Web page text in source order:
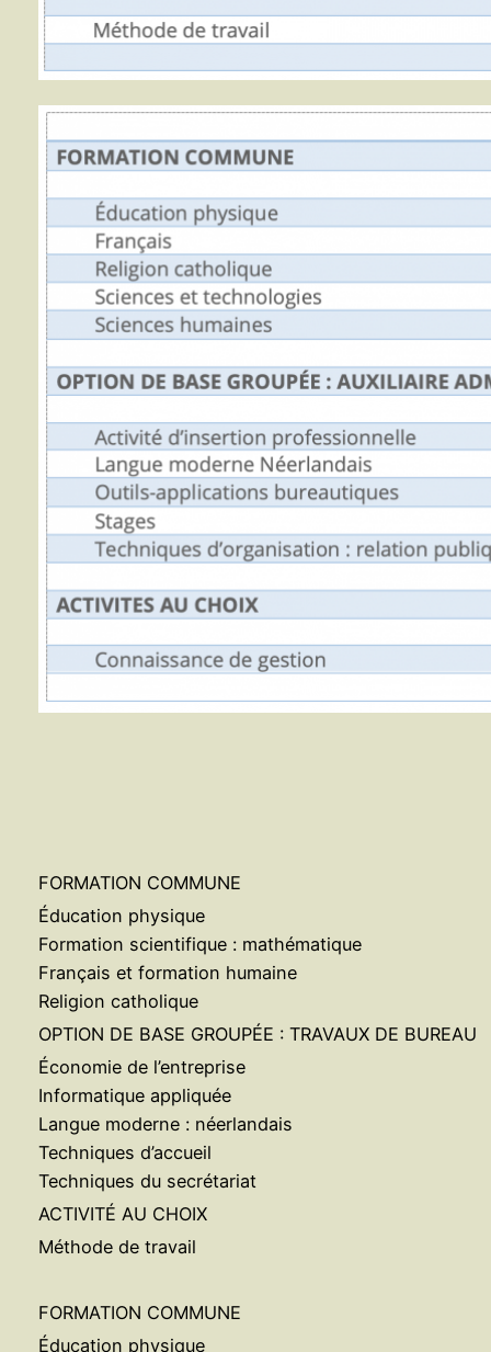
FORMATION COMMUNE
Éducation physique
Formation scientifique : mathématique
Français et formation humaine
Religion catholique
OPTION DE BASE GROUPÉE : TRAVAUX DE BUREAU
Économie de l’entreprise
Informatique appliquée
Langue moderne : néerlandais
Techniques d’accueil
Techniques du secrétariat
ACTIVITÉ AU CHOIX
Méthode de travail
FORMATION COMMUNE
Éducation physique